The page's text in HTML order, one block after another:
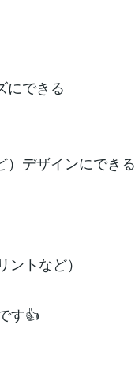
にできる
）デザインにできる
トなど）
す👍